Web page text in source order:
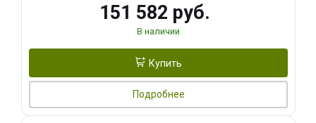
151 582 руб.
В наличии
Купить
Подробнее